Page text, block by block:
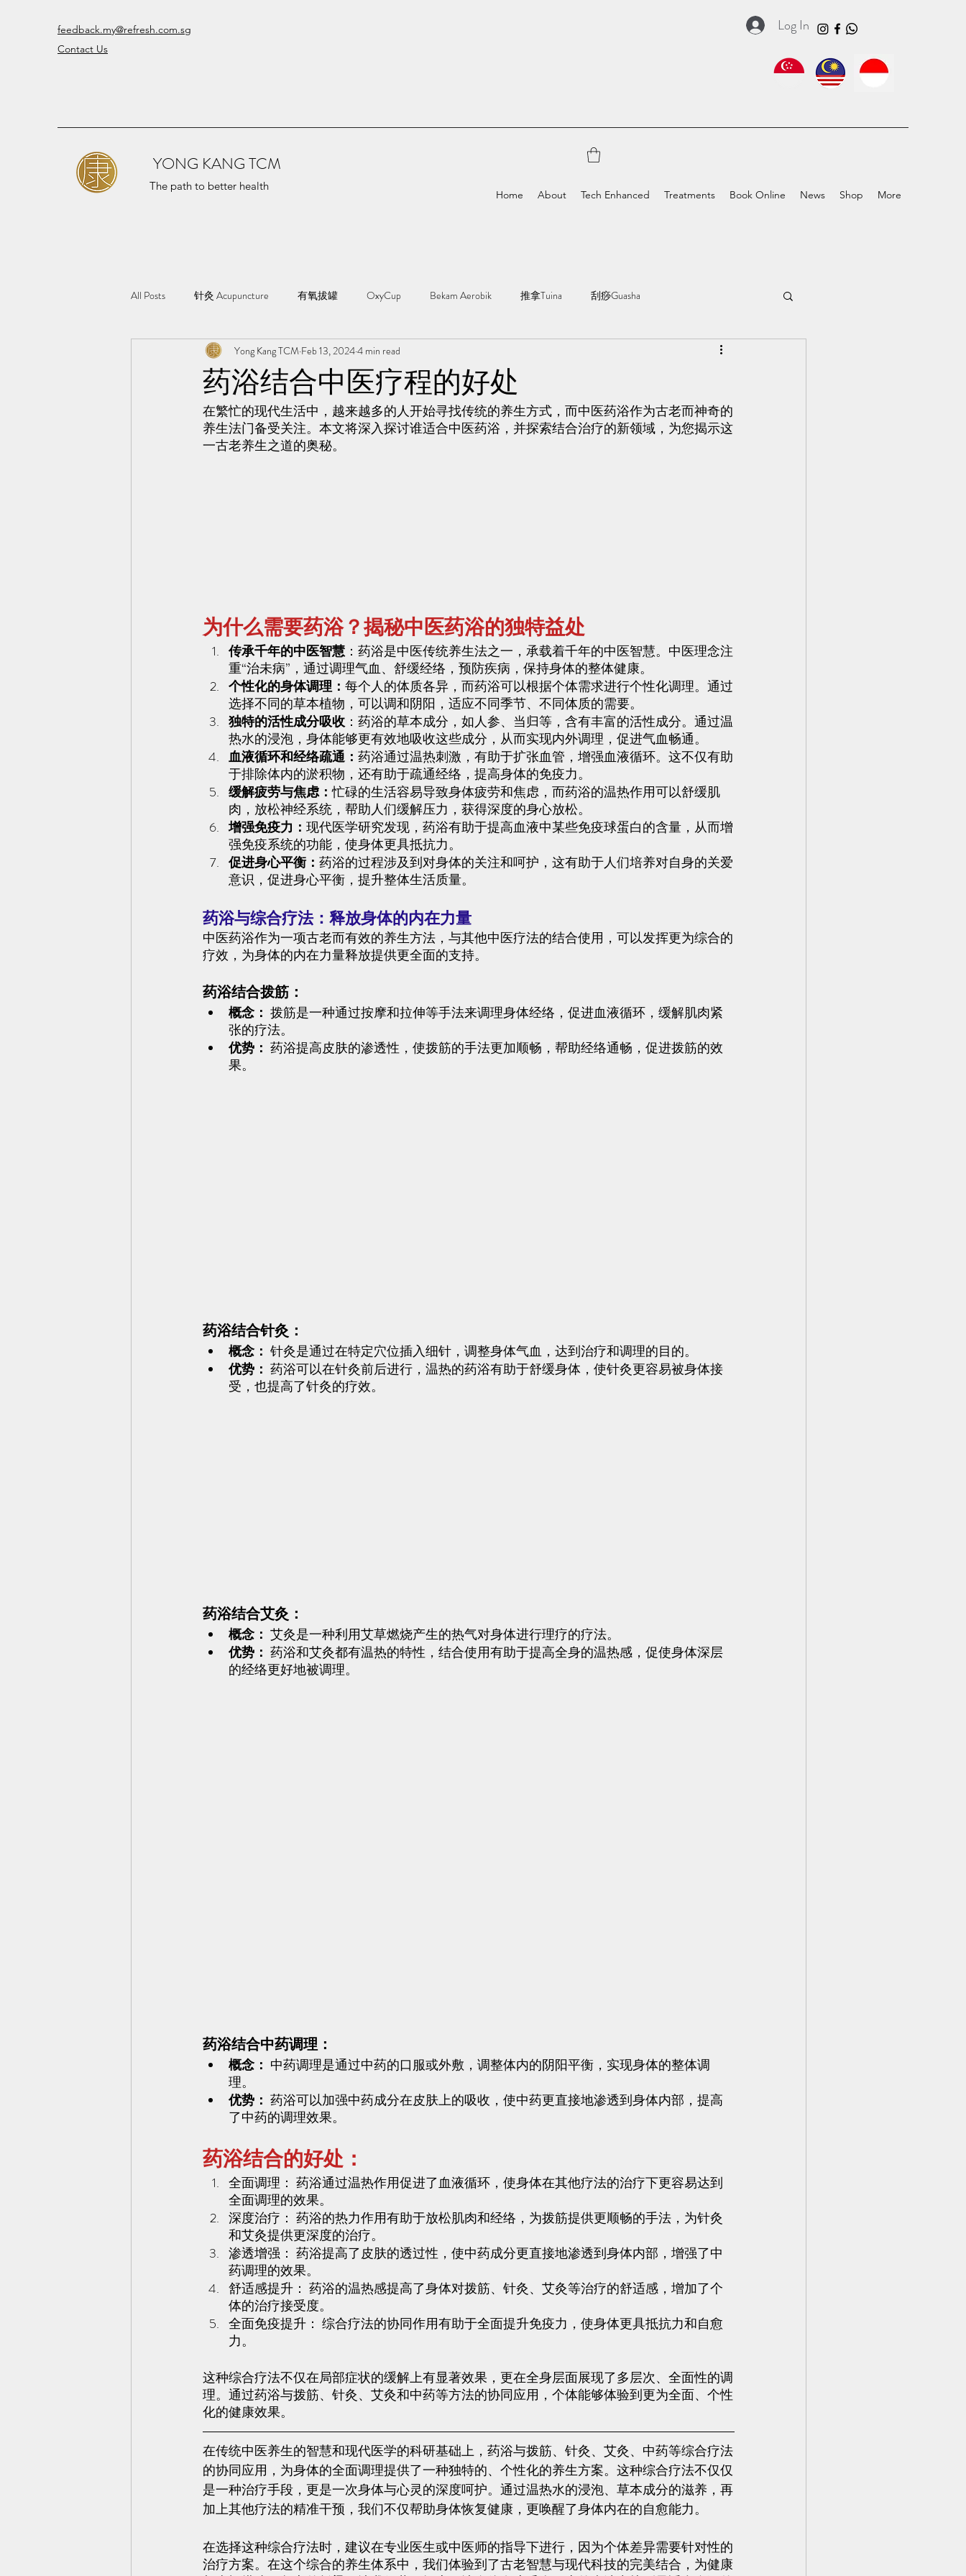
feedback.my@refresh.com.sg
Contact Us
Log In
YONG KANG TCM
The path to better health
Home About Tech Enhanced Treatments Book Online News Shop More
All Posts 针灸 Acupuncture 有氧拔罐 OxyCup Bekam Aerobik 推拿Tuina 刮痧Guasha
极阳灸Ji Yang Moxibustion AWT | 冲击波治疗
纤川瘦身疗法 | Magnetic Slimming Therapy 拔罐 | Cupping 拨筋护理 | Bojin Treatment Team Yong Kang | 永康中医分享
药浴结合中医疗程的好处
Yong Kang TCM Feb 13, 20244 min read
在繁忙的现代生活中，越来越多的人开始寻找传统的养生方式，而中医药浴作为古老而神奇的
养生法门备受关注。本文将深入探讨谁适合中医药浴，并探索结合治疗的新领域，为您揭示这
一古老养生之道的奥秘。
为什么需要药浴？揭秘中医药浴的独特益处
传承千年的中医智慧：药浴是中医传统养生法之一，承载着千年的中医智慧。中医理念注
重“治未病”，通过调理气血、舒缓经络，预防疾病，保持身体的整体健康。
个性化的身体调理： 每个人的体质各异，而药浴可以根据个体需求进行个性化调理。通过
选择不同的草本植物，可以调和阴阳，适应不同季节、不同体质的需要。
独特的活性成分吸收：药浴的草本成分，如人参、当归等，含有丰富的活性成分。通过温
热水的浸泡，身体能够更有效地吸收这些成分，从而实现内外调理，促进气血畅通。
血液循环和经络疏通： 药浴通过温热刺激，有助于扩张血管，增强血液循环。这不仅有助
于排除体内的淤积物，还有助于疏通经络，提高身体的免疫力。
缓解疲劳与焦虑：忙碌的生活容易导致身体疲劳和焦虑，而药浴的温热作用可以舒缓肌
肉，放松神经系统，帮助人们缓解压力，获得深度的身心放松。
增强免疫力： 现代医学研究发现，药浴有助于提高血液中某些免疫球蛋白的含量，从而增
强免疫系统的功能，使身体更具抵抗力。
促进身心平衡： 药浴的过程涉及到对身体的关注和呵护，这有助于人们培养对自身的关爱
意识，促进身心平衡，提升整体生活质量。
药浴与综合疗法：释放身体的内在力量
中医药浴作为一项古老而有效的养生方法，与其他中医疗法的结合使用，可以发挥更为综合的
疗效，为身体的内在力量释放提供更全面的支持。
药浴结合拨筋：
概念： 拨筋是一种通过按摩和拉伸等手法来调理身体经络，促进血液循环，缓解肌肉紧
张的疗法。
优势： 药浴提高皮肤的渗透性，使拨筋的手法更加顺畅，帮助经络通畅，促进拨筋的效
果。
药浴结合针灸：
概念： 针灸是通过在特定穴位插入细针，调整身体气血，达到治疗和调理的目的。
优势： 药浴可以在针灸前后进行，温热的药浴有助于舒缓身体，使针灸更容易被身体接
受，也提高了针灸的疗效。
药浴结合艾灸：
概念： 艾灸是一种利用艾草燃烧产生的热气对身体进行理疗的疗法。
优势： 药浴和艾灸都有温热的特性，结合使用有助于提高全身的温热感，促使身体深层
的经络更好地被调理。
药浴结合中药调理：
概念： 中药调理是通过中药的口服或外敷，调整体内的阴阳平衡，实现身体的整体调
理。
优势： 药浴可以加强中药成分在皮肤上的吸收，使中药更直接地渗透到身体内部，提高
了中药的调理效果。
药浴结合的好处：
全面调理： 药浴通过温热作用促进了血液循环，使身体在其他疗法的治疗下更容易达到
全面调理的效果。
深度治疗： 药浴的热力作用有助于放松肌肉和经络，为拨筋提供更顺畅的手法，为针灸
和艾灸提供更深度的治疗。
渗透增强： 药浴提高了皮肤的透过性，使中药成分更直接地渗透到身体内部，增强了中
药调理的效果。
舒适感提升： 药浴的温热感提高了身体对拨筋、针灸、艾灸等治疗的舒适感，增加了个
体的治疗接受度。
全面免疫提升： 综合疗法的协同作用有助于全面提升免疫力，使身体更具抵抗力和自愈
力。
这种综合疗法不仅在局部症状的缓解上有显著效果，更在全身层面展现了多层次、全面性的调
理。通过药浴与拨筋、针灸、艾灸和中药等方法的协同应用，个体能够体验到更为全面、个性
化的健康效果。
在传统中医养生的智慧和现代医学的科研基础上，药浴与拨筋、针灸、艾灸、中药等综合疗法
的协同应用，为身体的全面调理提供了一种独特的、个性化的养生方案。这种综合疗法不仅仅
是一种治疗手段，更是一次身体与心灵的深度呵护。通过温热水的浸泡、草本成分的滋养，再
加上其他疗法的精准干预，我们不仅帮助身体恢复健康，更唤醒了身体内在的自愈能力。
在选择这种综合疗法时，建议在专业医生或中医师的指导下进行，因为个体差异需要针对性的
治疗方案。在这个综合的养生体系中，我们体验到了古老智慧与现代科技的完美结合，为健康